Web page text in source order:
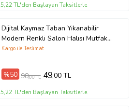
5,22 TL'den Başlayan Taksitlerle
Dijital Kaymaz Taban Yıkanabilir
Modern Renkli Salon Halısı Mutfak
Halısı Yolluk ND-HT-94 (Kahverengi)
Kargo ile Teslimat
%50 98,00 TL 49,00 TL
5,22 TL'den Başlayan Taksitlerle